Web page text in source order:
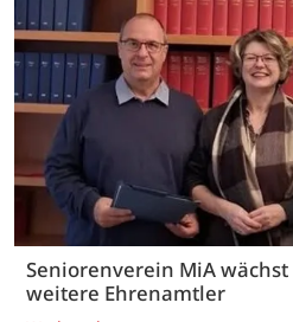
Seniorenverein MiA
weitere Ehrenamtler